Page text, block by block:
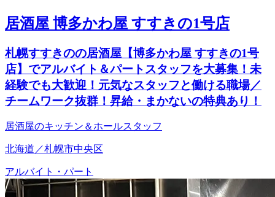
居酒屋 博多かわ屋 すすきの1号店
札幌すすきのの居酒屋【博多かわ屋 すすきの1号
店】でアルバイト＆パートスタッフを大募集！未
経験でも大歓迎！元気なスタッフと働ける職場／
チームワーク抜群！昇給・まかないの特典あり！
居酒屋のキッチン＆ホールスタッフ
北海道／札幌市中央区
アルバイト・パート